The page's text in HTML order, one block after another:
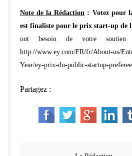
Note de la Rédaction : Votez pour
est finaliste pour le prix start-up de
ont besoin de votre
http://www.ey.com/FR/fr/About-us/
Year/ey-prix-du-public-startup-
Partagez :